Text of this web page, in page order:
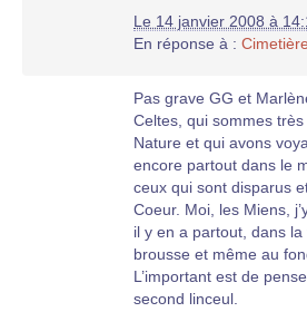
Le 14 janvier 2008 à
En réponse à :
Pas grave GG et
Celtes, qui sommes
Nature et qui avons
encore partout dans le
ceux qui sont disparus
Coeur. Moi, les Miens,
il y en a partout, dans
brousse et même au
L’important est de
second linceul.